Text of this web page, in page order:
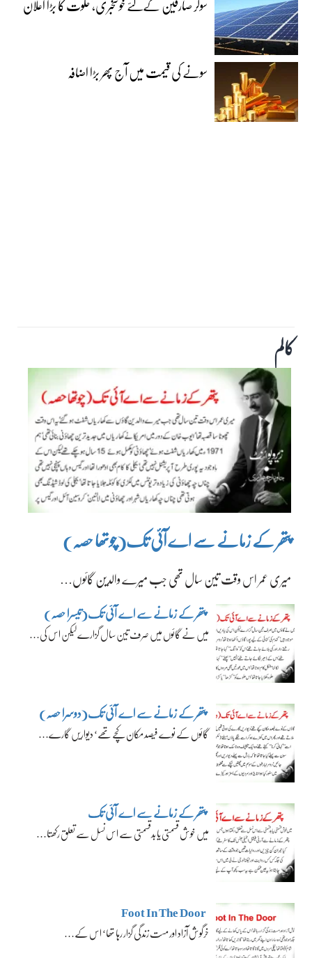
سونے کی قیمت میں آج پھر بڑا اضافہ
کالم
پتھر کے زمانے سے اے آئی تک(چوتھا حصہ)
میری عمر اس وقت تین سال تھی جب میرے والدین گائوں…
پتھر کے زمانے سے اے آئی تک(تیسرا حصہ)
میں نے گائوں میں صرف تین سال گزارے لیکن اس کی…
پتھر کے زمانے سے اے آئی تک(دوسرا حصہ)
گائوں کے نوے فیصد مکان کچے تھے‘ دیواریں گارے…
پتھر کے زمانے سے اے آئی تک
میں خوش قسمتی یا بدقسمتی سے اس نسل سے تعلق رکھتا…
Foot In The Door
خرگوش آزاد اور مست زندگی گزار رہا تھا‘ اس کے…